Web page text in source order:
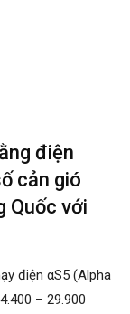
điện
cản gió
Quốc với
điện αS5 (Alpha
– 29.900